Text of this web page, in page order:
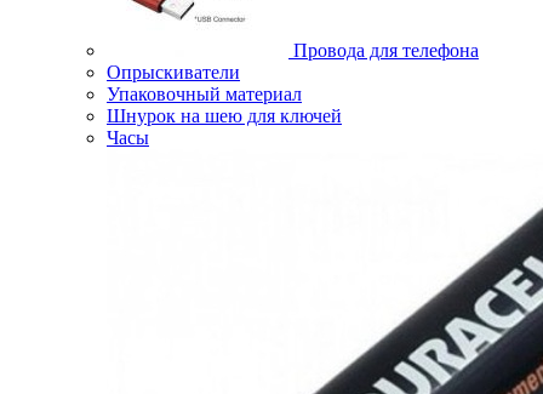
Провода для телефона
Опрыскиватели
Упаковочный материал
Шнурок на шею для ключей
Часы